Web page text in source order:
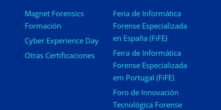
Magnet Forensics
Formación
Cyber Experience Day
Otras Certificaciones
Feria de Informática
Forense Especializada
en España (FiFE)
Feira de Informática
Forense Especializada
em Portugal (FiFE)
Foro de Innovación
Tecnológica Forense